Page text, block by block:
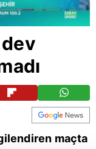
maçta